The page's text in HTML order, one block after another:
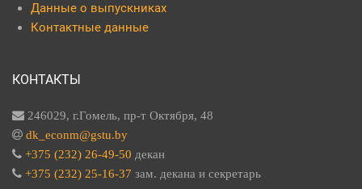
Данные о выпускниках
Контактные данные
КОНТАКТЫ
246029, г.Гомель, пр-т Октября, 48
dk_econm@gstu.by
+375 (232) 26-49-50 декан
+375 (232) 25-16-37 зам. декана и секретарь